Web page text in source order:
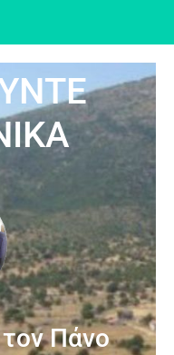
Πάνο